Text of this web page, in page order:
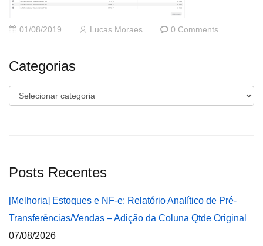
01/08/2019 Lucas Moraes 0 Comments
Categorias
Categorias
Posts Recentes
[Melhoria] Estoques e NF-e: Relatório Analítico de Pré-
Transferências/Vendas – Adição da Coluna Qtde Original
07/08/2026